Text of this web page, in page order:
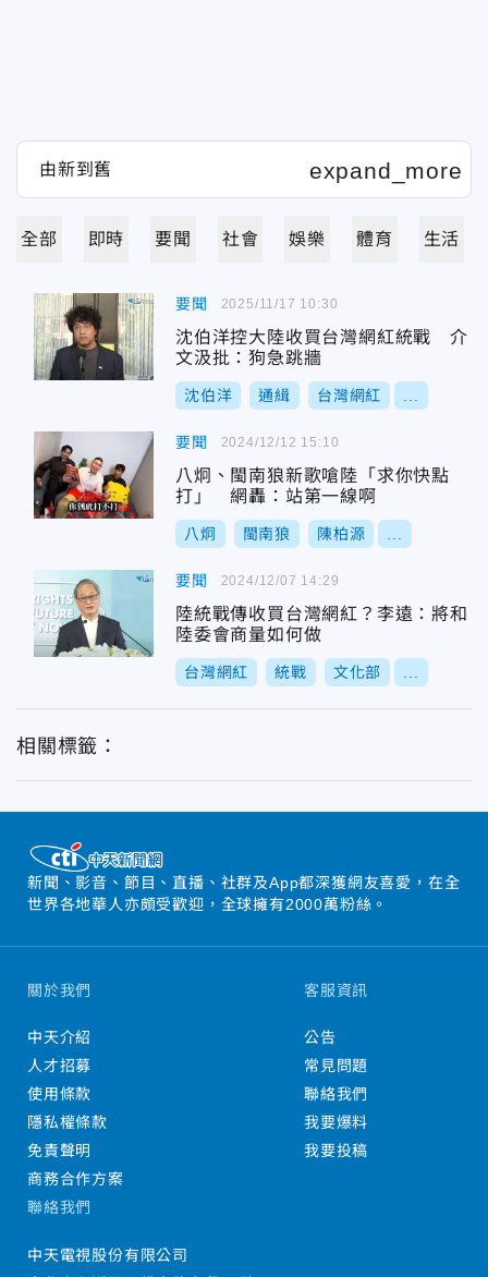
全部 即時 要聞 社會 娛樂 體育 生活
要聞
沈伯洋控大陸收買台灣網紅統戰 介
文汲批：狗急跳牆
沈伯洋 通緝 台灣網紅
2025/11/17 10:30
要聞
八炯、閩南狼新歌嗆陸「求你快點
打」 網轟：站第一線啊
八炯 閩南狼 陳柏源
2024/12/12 15:10
要聞
陸統戰傳收買台灣網紅？李遠：將和
陸委會商量如何做
台灣網紅 統戰 文化部
2024/12/07 14:29
相關標籤：
新聞、影音、節目、直播、社群及App都深獲網友喜愛，在全
世界各地華人亦頗受歡迎，全球擁有2000萬粉絲。
關於我們
中天介紹
人才招募
使用條款
隱私權條款
免責聲明
商務合作方案
客服資訊
公告
常見問題
聯絡我們
我要爆料
我要投稿
聯絡我們
中天電視股份有限公司